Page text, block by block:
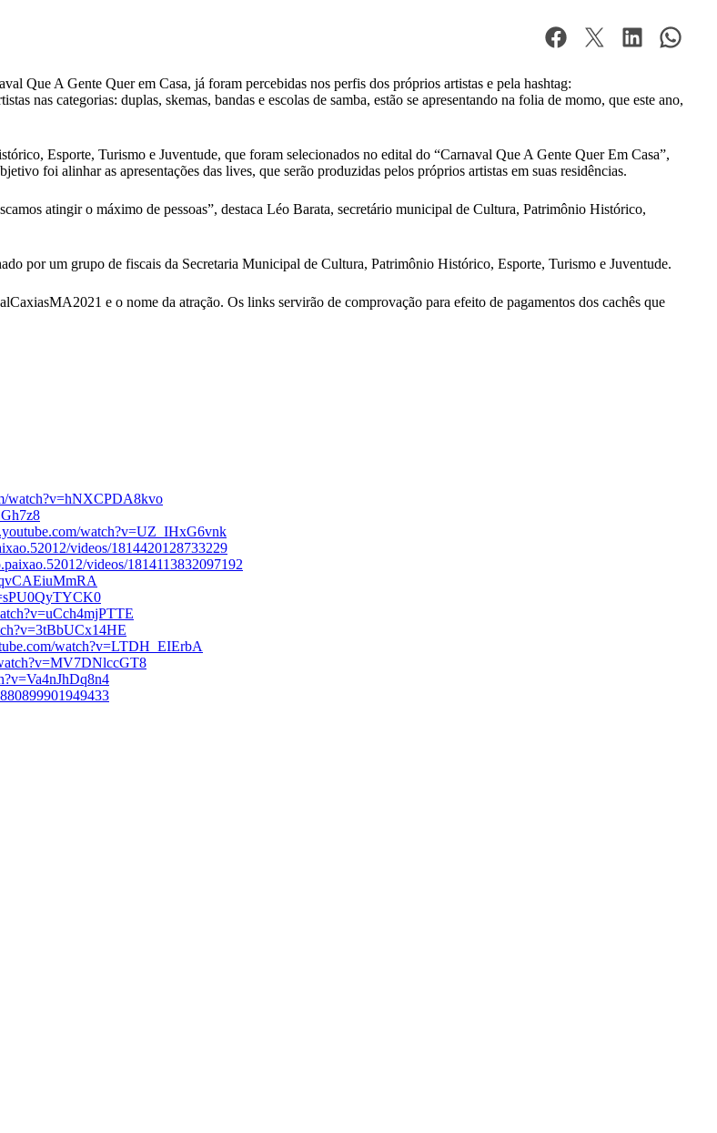
Que A Gente Quer em Casa, já foram percebidas nos perfis dos próprios artistas e pela hashtag:
nas categorias: duplas, skemas, bandas e escolas de samba, estão se apresentando na folia de momo, que este ano,
Esporte, Turismo e Juventude, que foram selecionados no edital do “Carnaval Que A Gente Quer Em Casa”,
foi alinhar as apresentações das lives, que serão produzidas pelos próprios artistas em suas residências.
atingir o máximo de pessoas”, destaca Léo Barata, secretário municipal de Cultura, Patrimônio Histórico,
por um grupo de fiscais da Secretaria Municipal de Cultura, Patrimônio Histórico, Esporte, Turismo e Juventude.
e o nome da atração. Os links servirão de comprovação para efeito de pagamentos dos cachês que
watch?v=hNXCPDA8kvo
watch?v=UZ_IHxG6vnk
videos/1814420128733229
videos/1814113832097192
watch?v=LTDH_EIErbA